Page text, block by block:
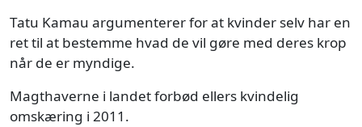
Tatu Kamau argumenterer for at kvinder selv har en
ret til at bestemme hvad de vil gøre med deres krop
når de er myndige.
Magthaverne i landet forbød ellers kvindelig
omskæring i 2011.